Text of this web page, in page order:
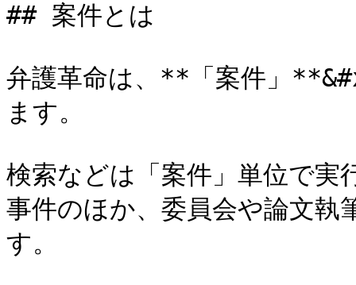
## 案件とは
弁護革命は、**「案件」
ます。
検索などは「案件」単位で実
事件のほか、委員会や論文
す。